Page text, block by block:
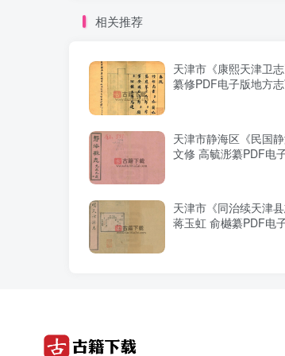
相关推荐
天津市《康熙天津卫
纂修PDF电子版地方
天津市静海区《民国
文修 高毓浵纂PDF电
天津市《同治续天津
蒋玉虹 俞樾纂PDF电